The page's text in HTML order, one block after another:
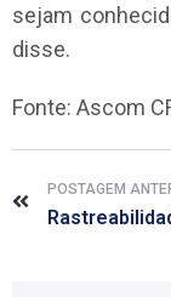
sejam
disse.
Fonte: Ascom
POSTAGEM